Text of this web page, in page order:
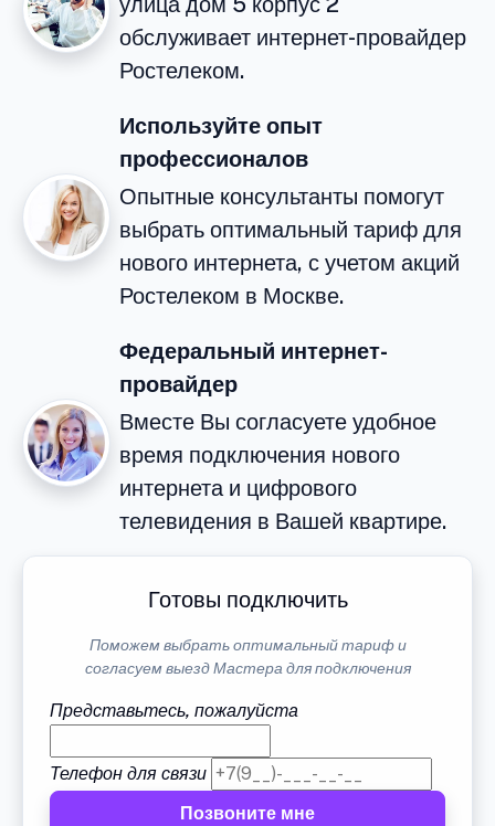
обслуживает интернет-провайдер
Ростелеком.
Используйте опыт
профессионалов
Опытные консультанты помогут
выбрать оптимальный тариф для
нового интернета, с учетом акций
Ростелеком в Москве.
Федеральный интернет-
провайдер
Вместе Вы согласуете удобное
время подключения нового
интернета и цифрового
телевидения в Вашей квартире.
Готовы подключить
Поможем выбрать оптимальный тариф и
согласуем выезд Мастера для подключения
Представьтесь, пожалуйста
Телефон для связи
Позвоните мне